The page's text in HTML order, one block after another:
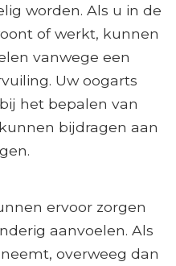
worden. Als u in de
of werkt, kunnen
vanwege een
Uw oogarts
het bepalen van
bijdragen aan
ervoor zorgen
aanvoelen. Als
overweeg dan